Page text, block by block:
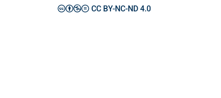
CC BY-NC-ND 4.0